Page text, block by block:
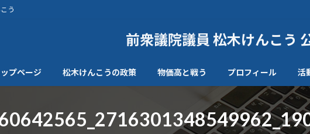
う
前衆議院議員 松木けんこう
ップページ 松木けんこうの政策 物価高と戦う プロフィール 活